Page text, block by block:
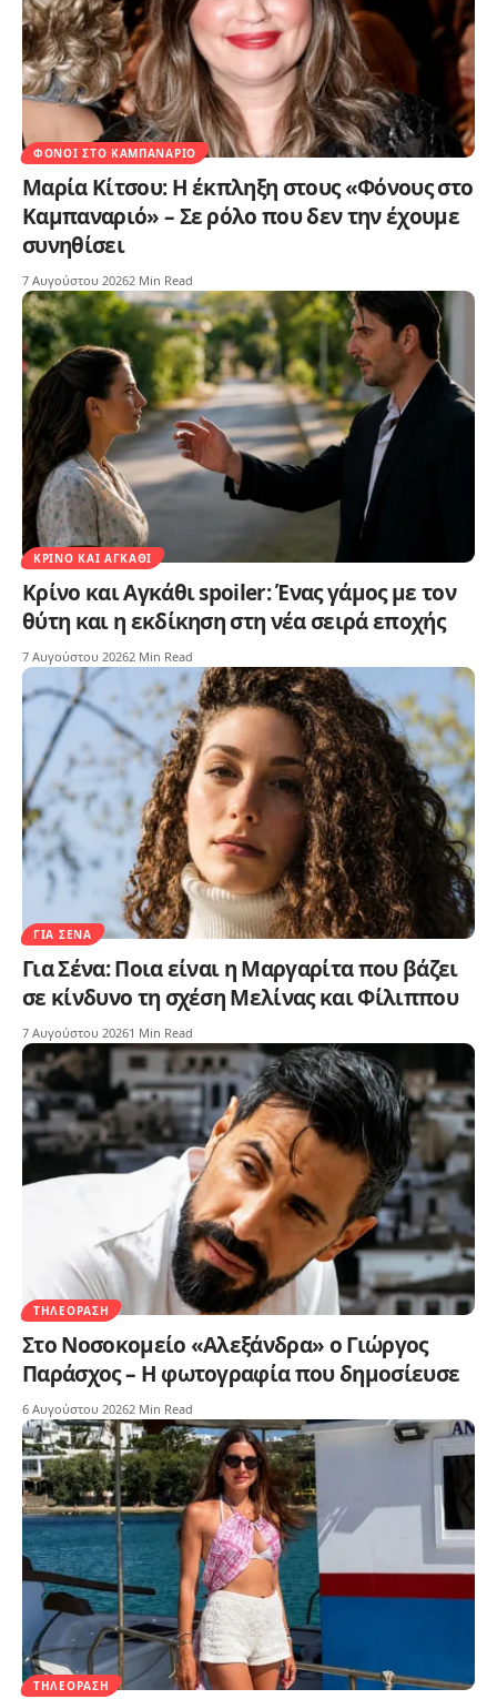
ΦΌΝΟΙ ΣΤΟ ΚΑΜΠΑΝΑΡΙΌ
Μαρία Κίτσου: Η έκπληξη στους «Φόνους στο
Καμπαναριό» – Σε ρόλο που δεν την έχουμε
συνηθίσει
7 Αυγούστου 20262 Min Read
ΚΡΊΝΟ ΚΑΙ ΑΓΚΆΘΙ
Κρίνο και Αγκάθι spoiler: Ένας γάμος με τον
θύτη και η εκδίκηση στη νέα σειρά εποχής
7 Αυγούστου 20262 Min Read
ΓΙΑ ΣΈΝΑ
Για Σένα: Ποια είναι η Μαργαρίτα που βάζει
σε κίνδυνο τη σχέση Μελίνας και Φίλιππου
7 Αυγούστου 20261 Min Read
ΤΗΛΕΌΡΑΣΗ
Στο Νοσοκομείο «Αλεξάνδρα» ο Γιώργος
Παράσχος – Η φωτογραφία που δημοσίευσε
6 Αυγούστου 20262 Min Read
ΤΗΛΕΌΡΑΣΗ